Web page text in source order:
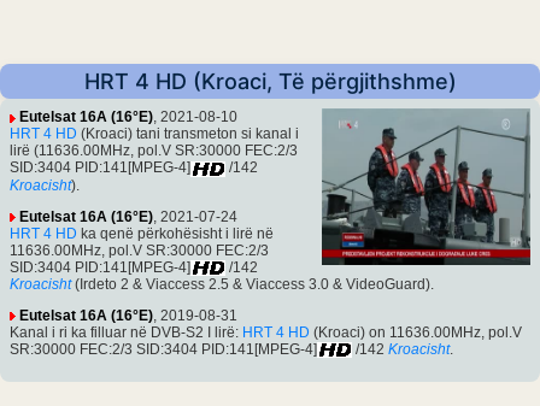
HRT 4 HD (Kroaci, Të përgjithshme)
Eutelsat 16A (16°E), 2021-08-10
HRT 4 HD (Kroaci) tani transmeton si kanal i
lirë (11636.00MHz, pol.V SR:30000 FEC:2/3
SID:3404 PID:141[MPEG-4]
/142
Kroacisht).
Eutelsat 16A (16°E) , 2021-07-24
HRT 4 HD ka qenë përkohësisht i lirë në
11636.00MHz, pol.V SR:30000 FEC:2/3
SID:3404 PID:141[MPEG-4]
/142
Kroacisht(Irdeto 2 & Viaccess 2.5 & Viaccess 3.0 & VideoGuard).
Eutelsat 16A (16°E), 2019-08-31
Kanal i ri ka filluar në DVB-S2 I lirë: HRT 4 HD (Kroaci) on 11636.00MHz, pol.V
SR:30000 FEC:2/3 SID:3404 PID:141[MPEG-4]
/142 Kroacisht.